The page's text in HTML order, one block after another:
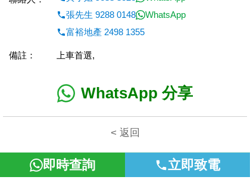
張先生 9288 0148
WhatsApp
富裕地產 2498 1355
備註： 上車首選,
WhatsApp 分享
< 返回
即時查詢 立即致電
本網頁所提供資料僅作參考用途。若因錯漏而引致任何不便或損
失，富裕地產概不負責。